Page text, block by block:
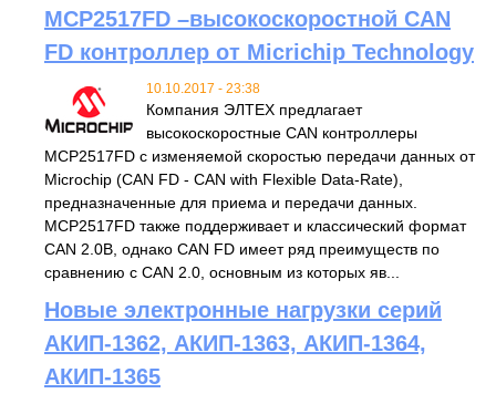
MCP2517FD –высокоскоростной CAN
FD контроллер от Micrichip Technology
10.10.2017 - 23:38
Компания ЭЛТЕХ предлагает
высокоскоростные CAN контроллеры
MCP2517FD с изменяемой скоростью передачи данных от
Microchip (CAN FD - CAN with Flexible Data-Rate),
предназначенные для приема и передачи данных.
MCP2517FD также поддерживает и классический формат
CAN 2.0B, однако CAN FD имеет ряд преимуществ по
сравнению с CAN 2.0, основным из которых яв...
Новые электронные нагрузки серий
АКИП-1362, АКИП-1363, АКИП-1364,
АКИП-1365